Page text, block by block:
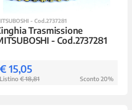
- Cod.2737281
Trasmissione
- Cod.2737281
15,05
€ 18,81 Sconto 20%